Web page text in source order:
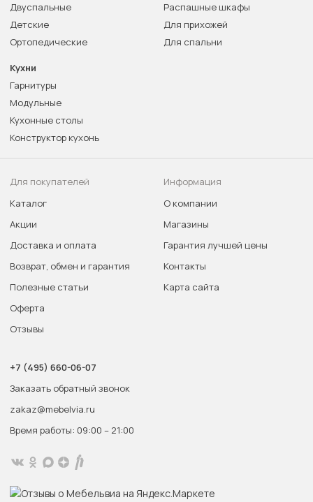
Двуспальные
Детские
Ортопедические
Распашные шкафы
Для прихожей
Для спальни
Кухни
Гарнитуры
Модульные
Кухонные столы
Конструктор кухонь
Для покупателей
Каталог
Акции
Доставка и оплата
Возврат, обмен и гарантия
Полезные статьи
Оферта
Отзывы
Информация
О компании
Магазины
Гарантия лучшей цены
Контакты
Карта сайта
+7 (495) 660-06-07
Заказать обратный звонок
zakaz@mebelvia.ru
Время работы: 09:00 – 21:00